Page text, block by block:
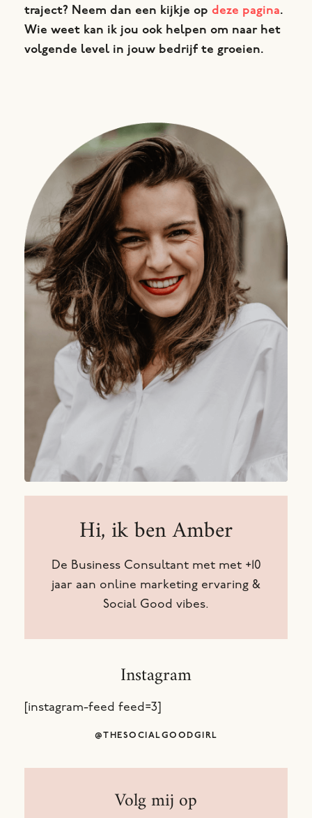
traject? Neem dan een kijkje op deze pagina.
Wie weet kan ik jou ook helpen om naar het
volgende level in jouw bedrijf te groeien.
Hi, ik ben Amber
De Business Consultant met met +10
jaar aan online marketing ervaring &
Social Good vibes.
Instagram
[instagram-feed feed=3]
@THESOCIALGOODGIRL
Volg mij op​